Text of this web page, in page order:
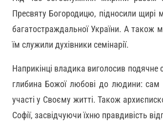
Пресвяту Богородицю, підносили
багатостраждальної України. А також
їм служили духівники семінарії.
Наприкінці владика виголосив
глибина Божої любові до людини:
участі у Своєму житті. Також
Софії, засвідчуючи їхню правдивість